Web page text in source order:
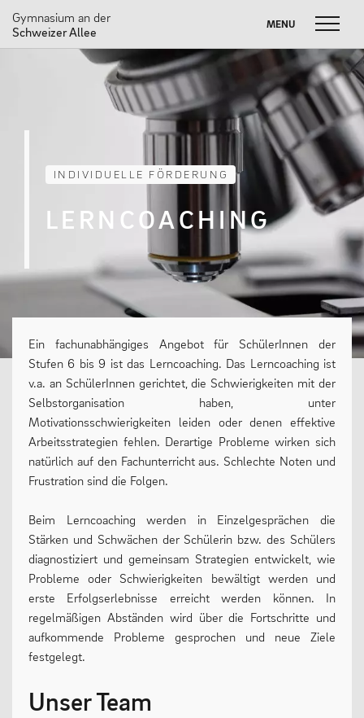
Gymnasium an der
Schweizer Allee
MENU
MENU
Suche
nach:
Unser Leitbild
Partnerschaften
#dasneueGADSA
MENSCHEN
Geschäftsverteilungsplan
Kollegium
Praktikum
Erziehungsberechtigte & Förderverein
Ehemalige
Schulsozialarbeit
LEBEN
FUSSBALL W
M
SOMMERBRIEF
INDIVIDUELLE FÖRDERUNG
LERNCOACHING
Ein fachunabhängiges Angebot für SchülerInnen der
Stufen 6 bis 9 ist das Lerncoaching. Das Lerncoaching ist
v.a. an SchülerInnen gerichtet, die Schwierigkeiten mit der
Selbstorganisation haben, unter
Motivationsschwierigkeiten leiden oder denen effektive
Arbeitsstrategien fehlen. Derartige Probleme wirken sich
natürlich auf den Fachunterricht aus. Schlechte Noten und
Frustration sind die Folgen.
Beim Lerncoaching werden in Einzelgesprächen die
Stärken und Schwächen der Schülerin bzw. des Schülers
diagnostiziert und gemeinsam Strategien entwickelt, wie
Probleme oder Schwierigkeiten bewältigt werden und
erste Erfolgserlebnisse erreicht werden können. In
regelmäßigen Abständen wird über die Fortschritte und
aufkommende Probleme gesprochen und neue Ziele
festgelegt.
Unser Team